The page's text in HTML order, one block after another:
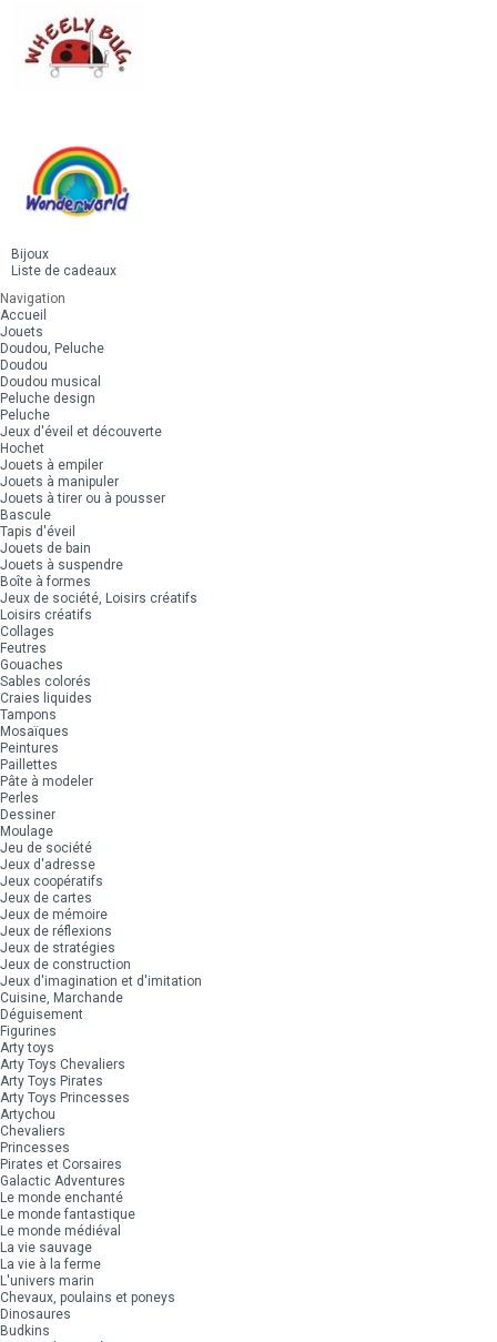
Bijoux
Liste de cadeaux
Navigation
Accueil
Jouets
Doudou, Peluche
Doudou
Doudou musical
Peluche design
Peluche
Jeux d'éveil et découverte
Hochet
Jouets à empiler
Jouets à manipuler
Jouets à tirer ou à pousser
Bascule
Tapis d'éveil
Jouets de bain
Jouets à suspendre
Boîte à formes
Jeux de société, Loisirs créatifs
Loisirs créatifs
Collages
Feutres
Gouaches
Sables colorés
Craies liquides
Tampons
Mosaïques
Peintures
Paillettes
Pâte à modeler
Perles
Dessiner
Moulage
Jeu de société
Jeux d'adresse
Jeux coopératifs
Jeux de cartes
Jeux de mémoire
Jeux de réflexions
Jeux de stratégies
Jeux de construction
Jeux d'imagination et d'imitation
Cuisine, Marchande
Déguisement
Figurines
Arty toys
Arty Toys Chevaliers
Arty Toys Pirates
Arty Toys Princesses
Artychou
Chevaliers
Princesses
Pirates et Corsaires
Galactic Adventures
Le monde enchanté
Le monde fantastique
Le monde médiéval
La vie sauvage
La vie à la ferme
L'univers marin
Chevaux, poulains et poneys
Dinosaures
Budkins